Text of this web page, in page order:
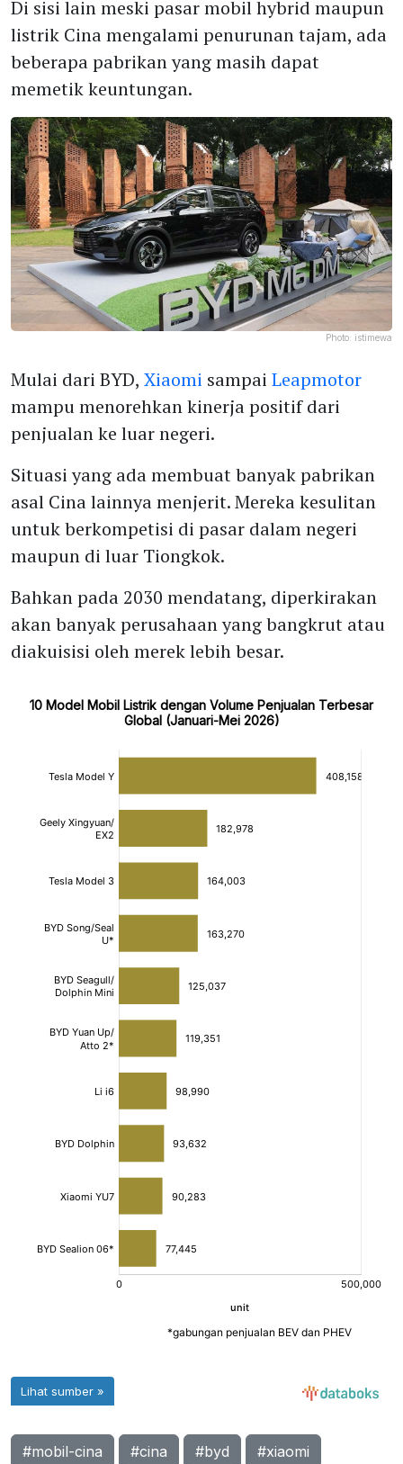
Di sisi lain meski pasar mobil hybrid maupun
listrik Cina mengalami penurunan tajam, ada
beberapa pabrikan yang masih dapat
memetik keuntungan.
Photo: istimewa
Mulai dari BYD, Xiaomi sampai Leapmotor
mampu menorehkan kinerja positif dari
penjualan ke luar negeri.
Situasi yang ada membuat banyak pabrikan
asal Cina lainnya menjerit. Mereka kesulitan
untuk berkompetisi di pasar dalam negeri
maupun di luar Tiongkok.
Bahkan pada 2030 mendatang, diperkirakan
akan banyak perusahaan yang bangkrut atau
diakuisisi oleh merek lebih besar.
#mobil-cina #cina #byd #xiaomi